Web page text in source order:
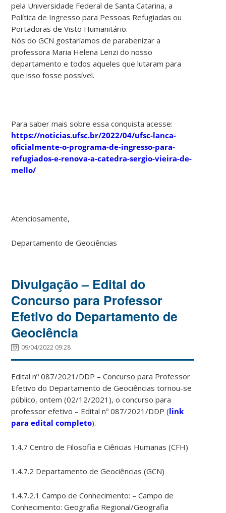
pela Universidade Federal de Santa Catarina, a
Política de Ingresso para Pessoas Refugiadas ou
Portadoras de Visto Humanitário.
Nós do GCN gostaríamos de parabenizar a
professora Maria Helena Lenzi do nosso
departamento e todos aqueles que lutaram para
que isso fosse possível.
Para saber mais sobre essa conquista acesse:
https://noticias.ufsc.br/2022/04/ufsc-lanca-
oficialmente-o-programa-de-ingresso-para-
refugiados-e-renova-a-catedra-sergio-vieira-de-
mello/
Atenciosamente,
Departamento de Geociências
Divulgação – Edital do
Concurso para Professor
Efetivo do Departamento de
Geociência
09/04/2022 09:28
Edital nº 087/2021/DDP – Concurso para Professor
Efetivo do Departamento de Geociências tornou-se
público, ontem (02/12/2021), o concurso para
professor efetivo – Edital nº 087/2021/DDP (link
para edital completo).
1.4.7 Centro de Filosofia e Ciências Humanas (CFH)
1.4.7.2 Departamento de Geociências (GCN)
1.4.7.2.1 Campo de Conhecimento: – Campo de
Conhecimento: Geografia Regional/Geografia